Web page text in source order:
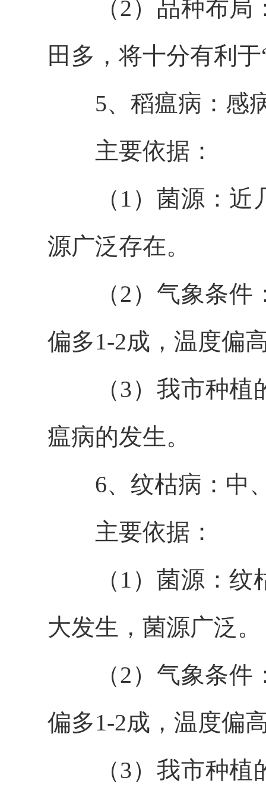
（2）品种布局
田多，将十分有利于
5、稻瘟病： 感
主要依据：
（1）菌源 ： 近
源广泛存在。
（2 ）气象条件
偏多1-2成 ，温度偏
（3）我市种植
瘟病的发生。
6、纹枯病：中
主要依据：
（1）菌源 ：纹
大发生，菌源广泛。
（2 ）气象条件
偏多1-2成 ，温度偏
（3）我市种植